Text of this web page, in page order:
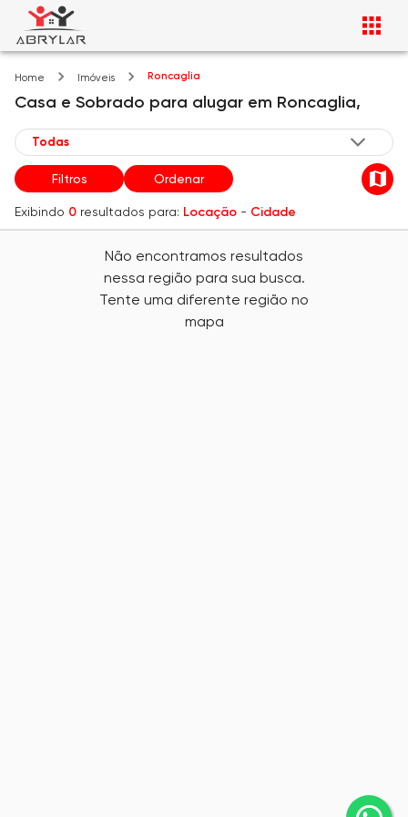
Home Imóveis Roncaglia
Casa e Sobrado para alugar em Roncaglia,
Filtros Ordenar
Exibindo 0 resultados para: Locação - Cidade
Não encontramos resultados
nessa região para sua busca.
Tente uma diferente região no
mapa